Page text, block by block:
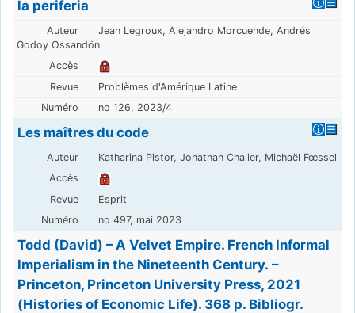
la periferia
Jean Legroux, Alejandro Morcuende, Andrés
Godoy Ossandön
Problèmes d'Amérique Latine
no 126, 2023/4
Les maîtres du code
Katharina Pistor, Jonathan Chalier, Michaël Fœssel
Esprit
no 497, mai 2023
Todd (David) – A Velvet Empire. French Informal
Imperialism in the Nineteenth Century. –
Princeton, Princeton University Press, 2021
(Histories of Economic Life). 368 p. Bibliogr.